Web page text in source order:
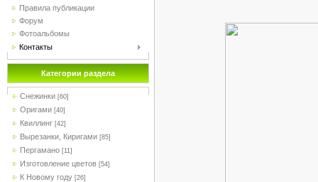
Правила публикации
Форум
Фотоальбомы
Контакты
Категории раздела
Снежинки [60]
Оригами [40]
Квиллинг [42]
Вырезанки, Киригами [85]
Пергамано [11]
Изготовление цветов [54]
К Новому году [26]